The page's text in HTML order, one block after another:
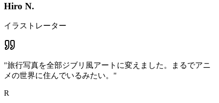
Hiro N.
イラストレーター
"旅行写真を全部ジブリ風アートに変えました。まるでアニ
メの世界に住んでいるみたい。 "
R